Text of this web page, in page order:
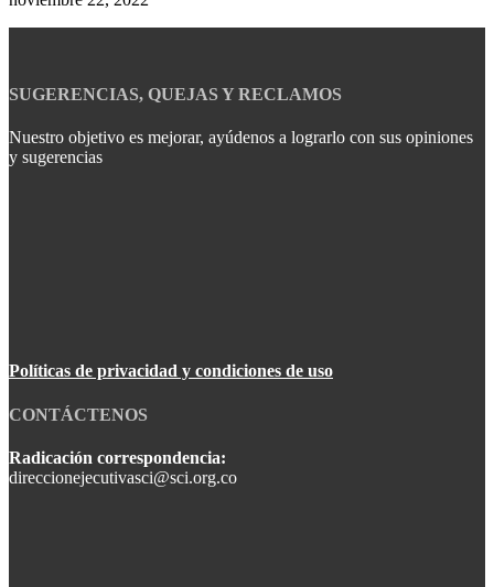
SUGERENCIAS, QUEJAS Y RECLAMOS
Nuestro objetivo es mejorar, ayúdenos a lograrlo con sus opiniones
y sugerencias
Políticas de privacidad y condiciones de uso
CONTÁCTENOS
Radicación correspondencia:
direccionejecutivasci@sci.org.co